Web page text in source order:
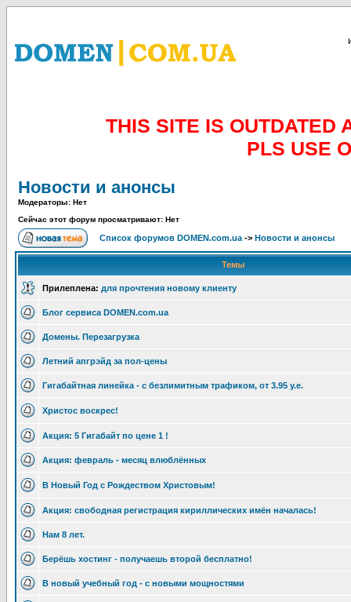
THIS SITE IS OUTDATED
PLS USE
Новости и анонсы
Модераторы: Нет
Сейчас этот форум просматривают: Нет
Список форумов DOMEN.com.ua -> Новости и анонсы
Темы
Прилеплена: для прочтения новому клиенту
Блог сервиса DOMEN.com.ua
Домены. Перезагрузка
Летний апгрэйд за пол-цены
Гигабайтная линейка - с безлимитным трафиком, от 3.95 у.е.
Христос воскрес!
Акция: 5 Гигабайт по цене 1 !
Акция: февраль - месяц влюблённых
В Новый Год с Рождеством Христовым!
Акция: свободная регистрация кириллических имён началась!
Нам 8 лет.
Берёшь хостинг - получаешь второй бесплатно!
В новый учебный год - с новыми мощностями